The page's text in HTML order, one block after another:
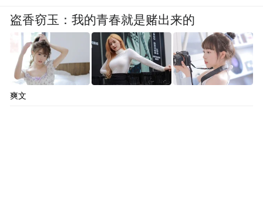
盗香窃玉：我的青春就是赌出来的
爽文